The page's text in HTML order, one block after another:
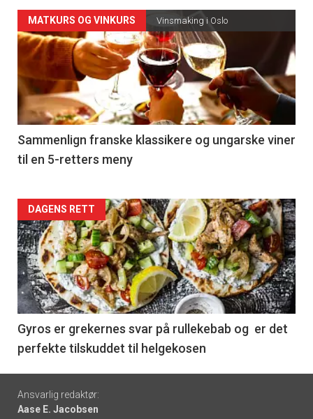
Forsiden
akkurat
nå
-
5
MATKURS OG VINKURS Vinsmaking i Oslo
Sammenlign franske klassikere og ungarske viner
til en 5-retters meny
Forsiden
akkurat
nå
-
6
DAGENS RETT
Gyros er grekernes svar på rullekebab og er det
perfekte tilskuddet til helgekosen
Footer
Ansvarlig redaktør:
Aase E. Jacobsen